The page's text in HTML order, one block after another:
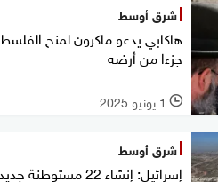
شرق أوسط
هاكابي يدعو ماكرون لمنح
جزءا من أرضه
l 1 يونيو 2025
شرق أوسط
إسرائيل: إنشاء 22 مستوطنة